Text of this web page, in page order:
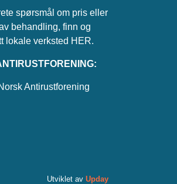
spørsmål om pris eller
behandling, finn og
lokale verksted HER.
Antirustforening
Utviklet av Upday